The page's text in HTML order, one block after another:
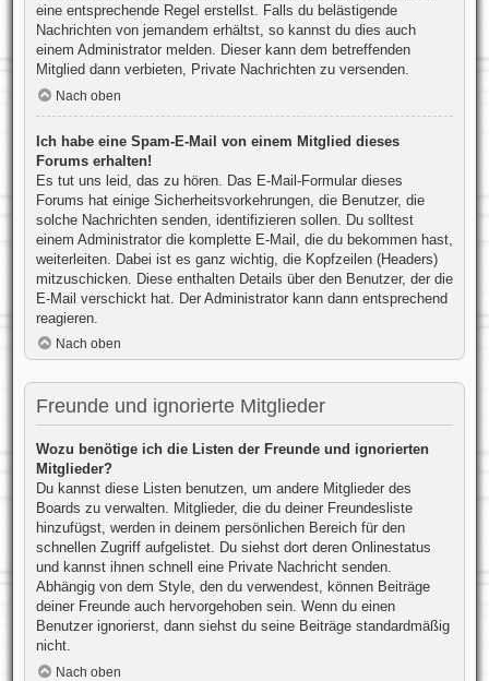
eine entsprechende Regel erstellst. Falls du belästigende
Nachrichten von jemandem erhältst, so kannst du dies auch
einem Administrator melden. Dieser kann dem betreffenden
Mitglied dann verbieten, Private Nachrichten zu versenden.
Nach oben
Ich habe eine Spam-E-Mail von einem Mitglied dieses
Forums erhalten!
Es tut uns leid, das zu hören. Das E-Mail-Formular dieses
Forums hat einige Sicherheitsvorkehrungen, die Benutzer, die
solche Nachrichten senden, identifizieren sollen. Du solltest
einem Administrator die komplette E-Mail, die du bekommen hast,
weiterleiten. Dabei ist es ganz wichtig, die Kopfzeilen (Headers)
mitzuschicken. Diese enthalten Details über den Benutzer, der die
E-Mail verschickt hat. Der Administrator kann dann entsprechend
reagieren.
Nach oben
Freunde und ignorierte Mitglieder
Wozu benötige ich die Listen der Freunde und ignorierten
Mitglieder?
Du kannst diese Listen benutzen, um andere Mitglieder des
Boards zu verwalten. Mitglieder, die du deiner Freundesliste
hinzufügst, werden in deinem persönlichen Bereich für den
schnellen Zugriff aufgelistet. Du siehst dort deren Onlinestatus
und kannst ihnen schnell eine Private Nachricht senden.
Abhängig von dem Style, den du verwendest, können Beiträge
deiner Freunde auch hervorgehoben sein. Wenn du einen
Benutzer ignorierst, dann siehst du seine Beiträge standardmäßig
nicht.
Nach oben